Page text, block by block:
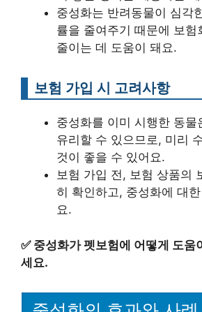
중성화는 반려동물이 심각
률을 줄여주기 때문에 보험
줄이는 데 도움이 돼요.
보험 가입 시 고려사항
중성화를 이미 시행한 동물
유리할 수 있으므로, 미리
것이 좋을 수 있어요.
보험 가입 전, 보험 상품의
히 확인하고, 중성화에 대
요.
✅ 중성화가 펫보험에 어떻게 도움
세요.